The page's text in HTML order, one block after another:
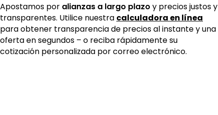
Apostamos por alianzas a largo plazo y precios justos y
transparentes. Utilice nuestra calculadora en línea
para obtener transparencia de precios al instante y una
oferta en segundos – o reciba rápidamente su
cotización personalizada por correo electrónico.